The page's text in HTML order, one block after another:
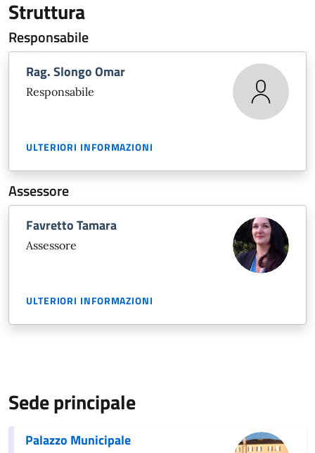
Struttura
Responsabile
Rag. Slongo Omar
Responsabile
ULTERIORI INFORMAZIONI
Assessore
Favretto Tamara
Assessore
ULTERIORI INFORMAZIONI
Sede principale
Palazzo Municipale